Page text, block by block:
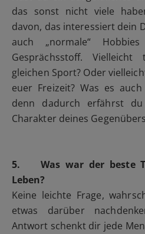
das sonst nicht viele
davon, das interessiert dein
auch „normale“
Gesprächsstoff.
gleichen Sport? Oder
euer Freizeit? Was es
denn dadurch erfährst
Charakter deines
5. Was war der beste
Leben?
Keine leichte Frage,
etwas darüber
Antwort schenkt dir jede